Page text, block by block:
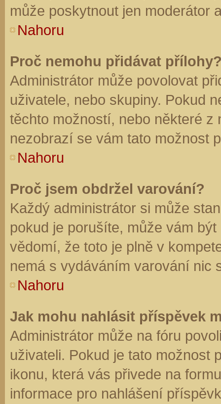
může poskytnout jen moderátor
Nahoru
Proč nemohu přidávat
Administrátor může povolovat
uživatele, nebo skupiny. Pokud
těchto možností, nebo některé z
nezobrazí se vám tato možnost
Nahoru
Proč jsem obdržel varování?
Každý administrátor si může
pokud je porušíte, může vám
vědomí, že toto je plně v
nemá s vydáváním varování nic
Nahoru
Jak mohu nahlásit příspěvek
Administrátor může na fóru
uživateli. Pokud je tato možnost
ikonu, která vás přivede na
informace pro nahlášení